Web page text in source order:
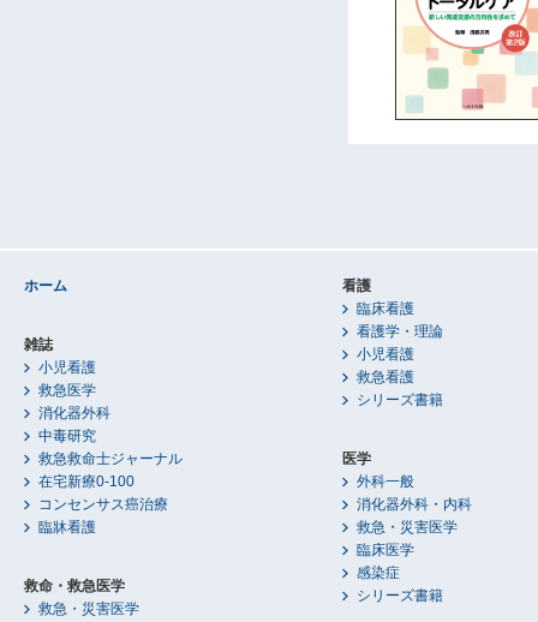
ホーム
雑誌
小児看護
救急医学
消化器外科
中毒研究
救急救命士ジャーナル
在宅新療0-100
コンセンサス癌治療
臨牀看護
救命・救急医学
救急・災害医学
看護
臨床看護
看護学・理論
小児看護
救急看護
シリーズ書籍
医学
外科一般
消化器外科・内科
救急・災害医学
臨床医学
感染症
シリーズ書籍